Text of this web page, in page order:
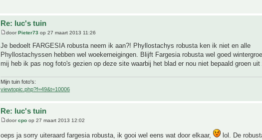
Re: luc's tuin
doorPieter73 op 27 maart 2013 11:26
Je bedoelt FARGESIA robusta neem ik aan?! Phyllostachys robusta ken ik niet en alle
Phyllostachyssen hebben wel woekerneigingen. Blijft Fargesia robusta wel goed
mij heb ik pas nog foto's gezien op deze site waarbij het blad er nou niet bepaald groen uit
Mijn tuin foto's:
viewtopic.php?f=49&t=10006
Re: luc's tuin
doorcpo op 27 maart 2013 12:02
oeps ja sorry uiteraard fargesia robusta, ik gooi wel eens wat door elkaar,
lol. De